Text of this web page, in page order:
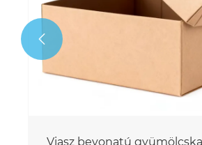
Viasz bevonatú
